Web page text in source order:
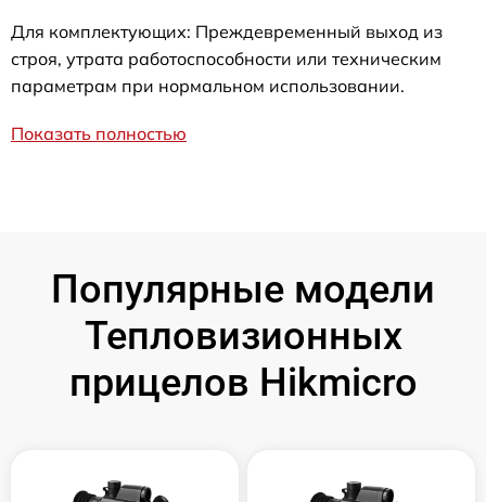
Для комплектующих: Преждевременный выход из
строя, утрата работоспособности или техническим
параметрам при нормальном использовании.
Показать полностью
Популярные модели
Тепловизионных
прицелов Hikmicro